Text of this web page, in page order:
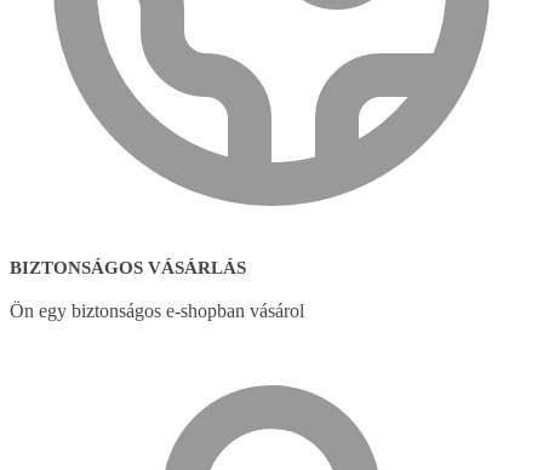
BIZTONSÁGOS VÁSÁRLÁS
Ön egy biztonságos e-shopban vásárol